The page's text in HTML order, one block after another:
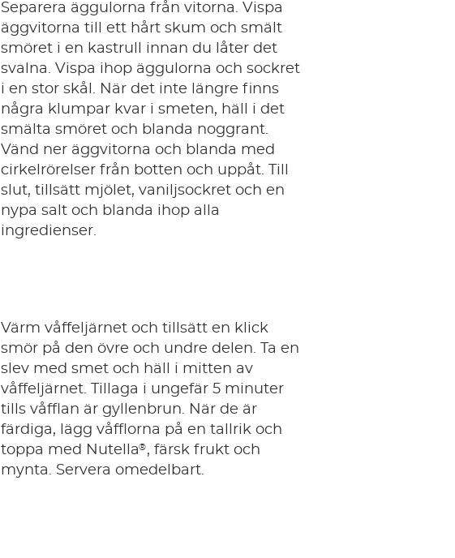
Separera äggulorna från vitorna. Vispa
äggvitorna till ett hårt skum och smält
smöret i en kastrull innan du låter det
svalna. Vispa ihop äggulorna och sockret
i en stor skål. När det inte längre finns
några klumpar kvar i smeten, häll i det
smälta smöret och blanda noggrant.
Vänd ner äggvitorna och blanda med
cirkelrörelser från botten och uppåt. Till
slut, tillsätt mjölet, vaniljsockret och en
nypa salt och blanda ihop alla
ingredienser.
Värm våffeljärnet och tillsätt en klick
smör på den övre och undre delen. Ta en
slev med smet och häll i mitten av
våffeljärnet. Tillaga i ungefär 5 minuter
tills våfflan är gyllenbrun. När de är
färdiga, lägg våfflorna på en tallrik och
toppa med Nutella® , färsk frukt och
mynta. Servera omedelbart.